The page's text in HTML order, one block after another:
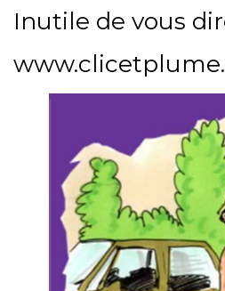
Inutile de vous